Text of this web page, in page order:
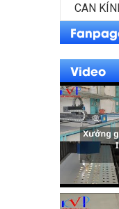
CAN
Video